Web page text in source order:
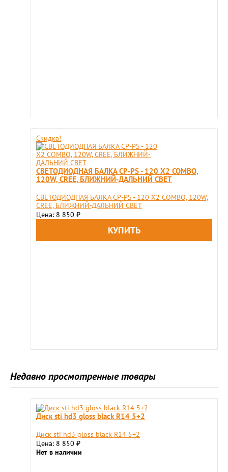
Скидка!
СВЕТОДИОДНАЯ БАЛКА CP-PS - 120 X2 COMBO,
120W, CREE, БЛИЖНИЙ-ДАЛЬНИЙ СВЕТ
СВЕТОДИОДНАЯ БАЛКА CP-PS - 120 X2 COMBO, 120W,
CREE, БЛИЖНИЙ-ДАЛЬНИЙ СВЕТ
Цена: 8 850 ₽
Недавно просмотренные товары
Диск sti hd3 gloss black R14 5+2
Диск sti hd3 gloss black R14 5+2
Цена: 8 850 ₽
Нет в наличии